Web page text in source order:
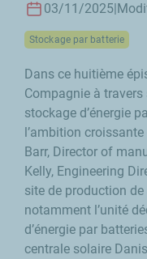
03/11/2025|
Stockage par batterie
Dans ce huitième
Compagnie à
stockage d’énergie
l’ambition
Barr, Director of
Kelly, Engineering
site de production
notamment l’unité
d’énergie par
centrale solaire